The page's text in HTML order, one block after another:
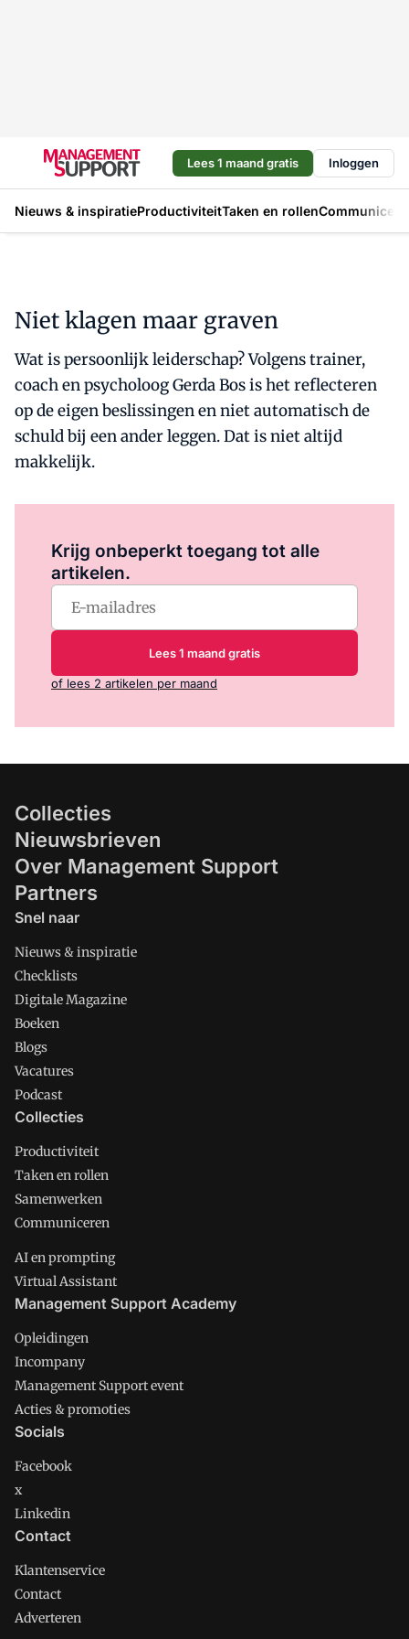
Lees 1 maand gratis Inloggen
Nieuws & inspiratieProductiviteitTaken en rollen
Niet klagen maar graven
Wat is persoonlijk leiderschap? Volgens trainer,
coach en psycholoog Gerda Bos is het reflecteren
op de eigen beslissingen en niet automatisch de
schuld bij een ander leggen. Dat is niet altijd
makkelijk.
Krijg onbeperkt toegang tot alle
artikelen.
Lees 1 maand gratis
of lees 2 artikelen per maand
Collecties
Nieuwsbrieven
Over Management Support
Partners
Snel naar
Nieuws & inspiratie
Checklists
Digitale Magazine
Boeken
Blogs
Vacatures
Podcast
Collecties
Productiviteit
Taken en rollen
Samenwerken
Communiceren
AI en prompting
Virtual Assistant
Management Support Academy
Opleidingen
Incompany
Management Support event
Acties & promoties
Socials
Facebook
x
Linkedin
Contact
Klantenservice
Contact
Adverteren